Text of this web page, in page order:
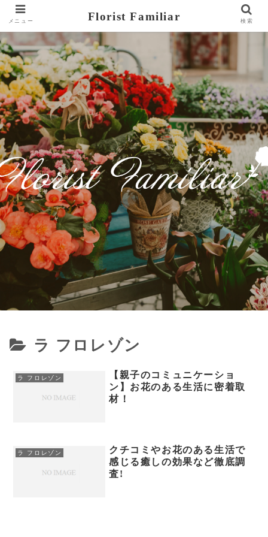
ラ フロレゾン
ラ フロレゾン
【親子のコミュニケーショ
ン】お花のある生活に密着取
材！
ラ フロレゾン
クチコミやお花のある生活で
感じる癒しの効果など徹底調
査!
メニュー Florist Familiar 検索